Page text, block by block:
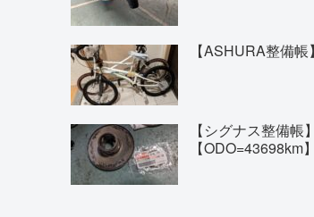
【ASHURA整備
【シグナス整備
【ODO=43698km】